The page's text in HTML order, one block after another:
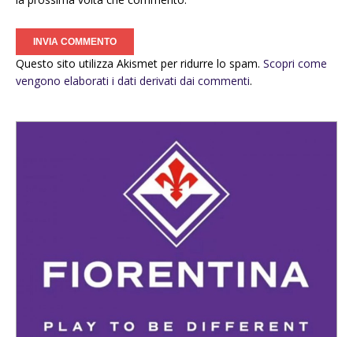
Questo sito utilizza Akismet per ridurre lo spam. Scopri come
vengono elaborati i dati derivati dai commenti.